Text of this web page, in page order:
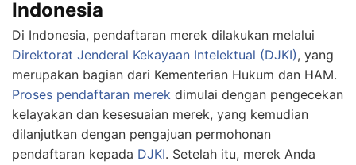
Indonesia
Di Indonesia, pendaftaran merek dilakukan melalui
Direktorat Jenderal Kekayaan Intelektual (DJKI), yang
merupakan bagian dari Kementerian Hukum dan HAM.
Proses pendaftaran merek dimulai dengan pengecekan
kelayakan dan kesesuaian merek, yang kemudian
dilanjutkan dengan pengajuan permohonan
pendaftaran kepada DJKI. Setelah itu, merek Anda